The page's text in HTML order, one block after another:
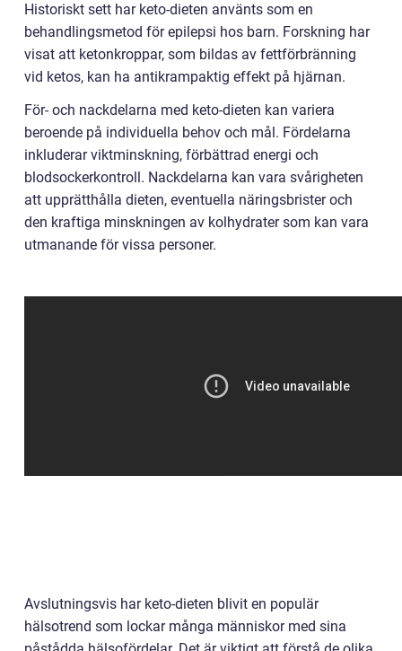
Historiskt sett har keto-dieten använts som en
behandlingsmetod för epilepsi hos barn. Forskning har
visat att ketonkroppar, som bildas av fettförbränning
vid ketos, kan ha antikrampaktig effekt på hjärnan.
För- och nackdelarna med keto-dieten kan variera
beroende på individuella behov och mål. Fördelarna
inkluderar viktminskning, förbättrad energi och
blodsockerkontroll. Nackdelarna kan vara svårigheten
att upprätthålla dieten, eventuella näringsbrister och
den kraftiga minskningen av kolhydrater som kan vara
utmanande för vissa personer.
Avslutningsvis har keto-dieten blivit en populär
hälsotrend som lockar många människor med sina